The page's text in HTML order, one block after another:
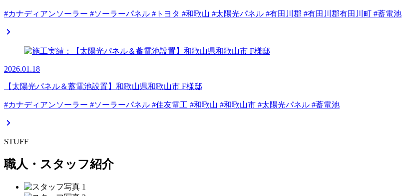
#カナディアンソーラー #ソーラーパネル #トヨタ #和歌山 #太陽光パネル #有田川郡 #有田川郡有田川町 #蓄電池
2026.01.18
【太陽光パネル＆蓄電池設置】和歌山県和歌山市 F様邸
#カナディアンソーラー #ソーラーパネル #住友電工 #和歌山 #和歌山市 #太陽光パネル #蓄電池
STUFF
職人・スタッフ紹介